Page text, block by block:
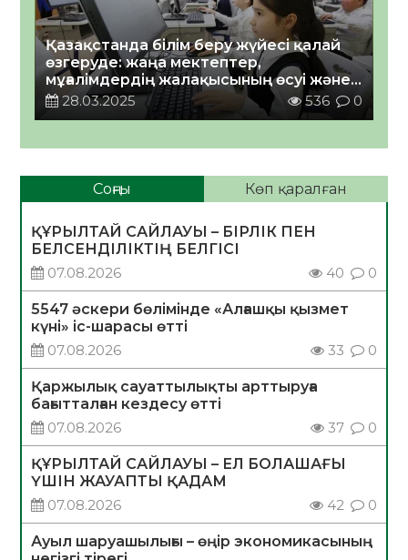
Қазақстанда білім беру жүйесі қалай
өзгеруде: жаңа мектептер,
мұғалімдердің жалақысының өсуі және
оқушылардың ыстық тамақпен
28.03.2025 536 0
Соңғы Көп қаралған
ҚҰРЫЛТАЙ САЙЛАУЫ – БІРЛІК ПЕН
БЕЛСЕНДІЛІКТІҢ БЕЛГІСІ
07.08.2026
40 0
5547 әскери бөлімінде «Алғашқы қызмет
күні» іс-шарасы өтті
07.08.2026
33 0
Қаржылық сауаттылықты арттыруға
бағытталған кездесу өтті
07.08.2026
37 0
ҚҰРЫЛТАЙ САЙЛАУЫ – ЕЛ БОЛАШАҒЫ
ҮШІН ЖАУАПТЫ ҚАДАМ
07.08.2026
42 0
Ауыл шаруашылығы – өңір экономикасының